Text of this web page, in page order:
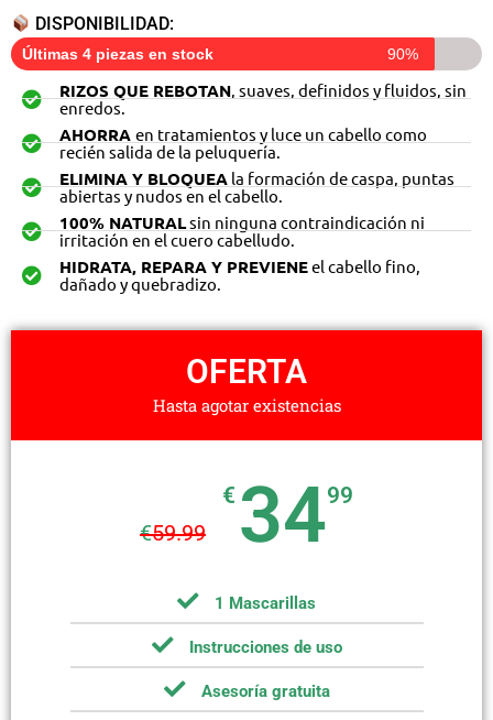
DISPONIBILIDAD:
Últimas 4 piezas en stock 90%
RIZOS QUE REBOTAN, suaves, definidos y fluidos, sin
enredos.
AHORRA en tratamientos y luce un cabello como
recién salida de la peluquería.
ELIMINA Y BLOQUEAla formación de caspa, puntas
abiertas y nudos en el cabello.
100% NATURALsin ninguna contraindicación ni
irritación en el cuero cabelludo.
HIDRATA, REPARA Y PREVIENEel cabello fino,
dañado y quebradizo.
OFERTA
Hasta agotar existencias
€59.99
€ 3499
1 Mascarillas
Instrucciones de uso
Asesoría gratuita